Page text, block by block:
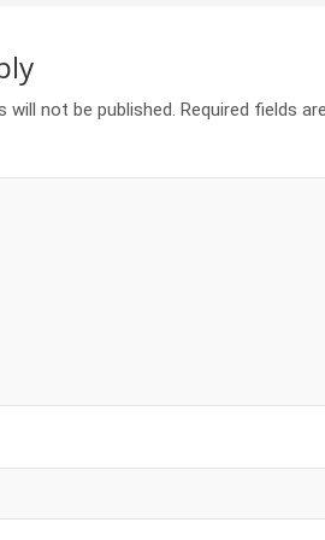
will not be published. Required fields